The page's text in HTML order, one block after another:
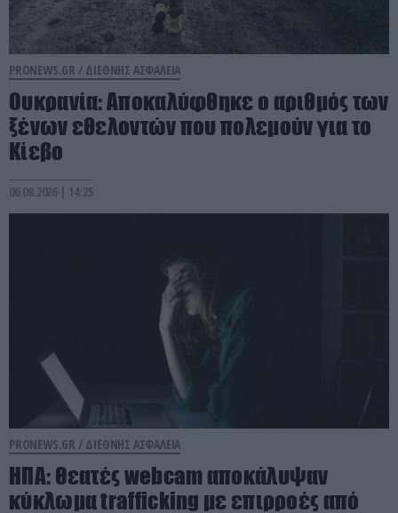
PRONEWS.GR / ΔΙΕΘΝΗΣ ΑΣΦΑΛΕΙΑ
Ουκρανία: Αποκαλύφθηκε ο αριθμός των
ξένων εθελοντών που πολεμούν για το
Κίεβο
06.08.2026 | 14:25
PRONEWS.GR / ΔΙΕΘΝΗΣ ΑΣΦΑΛΕΙΑ
ΗΠΑ: Θεατές webcam αποκάλυψαν
κύκλωμα trafficking με επιρροές από